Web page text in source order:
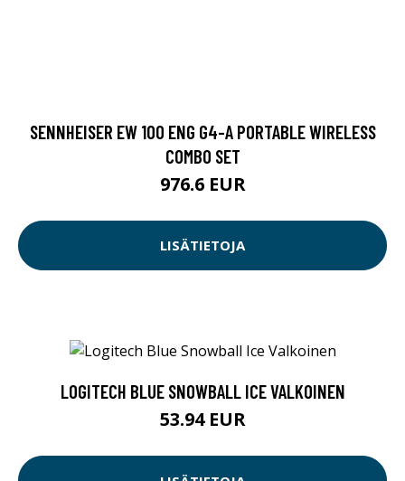
SENNHEISER EW 100 ENG G4-A PORTABLE WIRELESS
COMBO SET
976.6 EUR
LISÄTIETOJA
LOGITECH BLUE SNOWBALL ICE VALKOINEN
53.94 EUR